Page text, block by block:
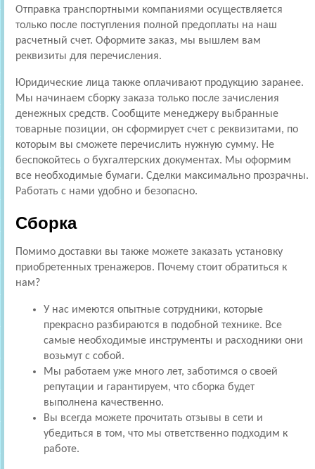
Отправка транспортными компаниями осуществляется
только после поступления полной предоплаты на наш
расчетный счет. Оформите заказ, мы вышлем вам
реквизиты для перечисления.
Юридические лица также оплачивают продукцию заранее.
Мы начинаем сборку заказа только после зачисления
денежных средств. Сообщите менеджеру выбранные
товарные позиции, он сформирует счет с реквизитами, по
которым вы сможете перечислить нужную сумму. Не
беспокойтесь о бухгалтерских документах. Мы оформим
все необходимые бумаги. Сделки максимально прозрачны.
Работать с нами удобно и безопасно.
Сборка
Помимо доставки вы также можете заказать установку
приобретенных тренажеров. Почему стоит обратиться к
нам?
У нас имеются опытные сотрудники, которые
прекрасно разбираются в подобной технике. Все
самые необходимые инструменты и расходники они
возьмут с собой.
Мы работаем уже много лет, заботимся о своей
репутации и гарантируем, что сборка будет
выполнена качественно.
Вы всегда можете прочитать отзывы в сети и
убедиться в том, что мы ответственно подходим к
работе.